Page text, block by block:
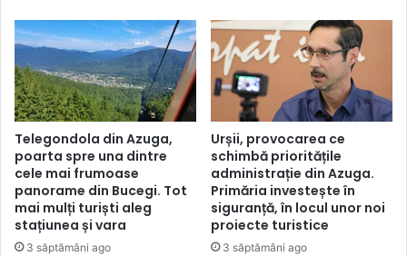
Telegondola din Azuga,
poarta spre una dintre
cele mai frumoase
panorame din Bucegi. Tot
mai mulți turiști aleg
stațiunea și vara
3 săptămâni ago
Urșii, provocarea ce
schimbă prioritățile
administrație din Azuga.
Primăria investește în
siguranță, în locul unor noi
proiecte turistice
3 săptămâni ago